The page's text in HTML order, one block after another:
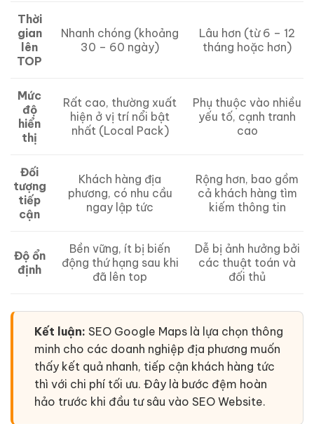
Thời
gian
lên
TOP
Nhanh chóng (khoảng
30 – 60 ngày)
Lâu hơn (từ 6 – 12
tháng hoặc hơn)
Mức
độ
hiển
thị
Rất cao, thường xuất
hiện ở vị trí nổi bật
nhất (Local Pack)
Phụ thuộc vào nhiều
yếu tố, cạnh tranh
cao
Đối
tượng
tiếp
cận
Khách hàng địa
phương, có nhu cầu
ngay lập tức
Rộng hơn, bao gồm
cả khách hàng tìm
kiếm thông tin
Độ ổn
định
Bền vững, ít bị biến
động thứ hạng sau khi
đã lên top
Dễ bị ảnh hưởng bởi
các thuật toán và
đối thủ
Kết luận: SEO Google Maps là lựa chọn thông
minh cho các doanh nghiệp địa phương muốn
thấy kết quả nhanh, tiếp cận khách hàng tức
thì với chi phí tối ưu. Đây là bước đệm hoàn
hảo trước khi đầu tư sâu vào SEO Website.